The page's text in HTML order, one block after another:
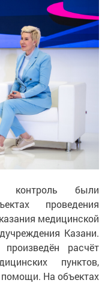
контроль были
проведения
медицинской
Казани.
расчёт
пунктов,
На объектах